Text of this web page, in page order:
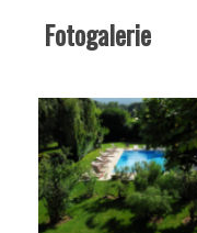
Fotogalerie